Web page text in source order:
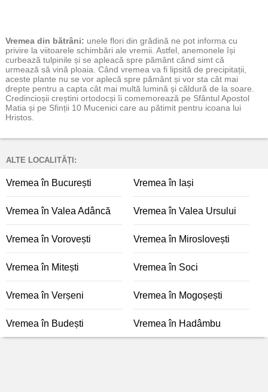
Vremea din bătrâni: unele flori din grădină ne pot informa cu
privire la viitoarele schimbări ale vremii. Astfel, anemonele își
curbează tulpinile și se apleacă spre pământ când simt că
urmează să vină ploaia. Când vremea va fi lipsită de precipitații,
aceste plante nu se vor aplecă spre pământ și vor sta cât mai
drepte pentru a capta cât mai multă lumină și căldură de la soare.
Credincioșii creștini ortodocși îi comemorează pe Sfântul Apostol
Matia și pe Sfinții 10 Mucenici care au pătimit pentru icoana lui
Hristos.
ALTE LOCALITĂȚI:
Vremea în București Vremea în Iași
Vremea în Valea Adâncă Vremea în Valea Ursului
Vremea în Vorovești Vremea în Miroslovești
Vremea în Mitești Vremea în Soci
Vremea în Verșeni Vremea în Mogoșești
Vremea în Budești Vremea în Hadâmbu